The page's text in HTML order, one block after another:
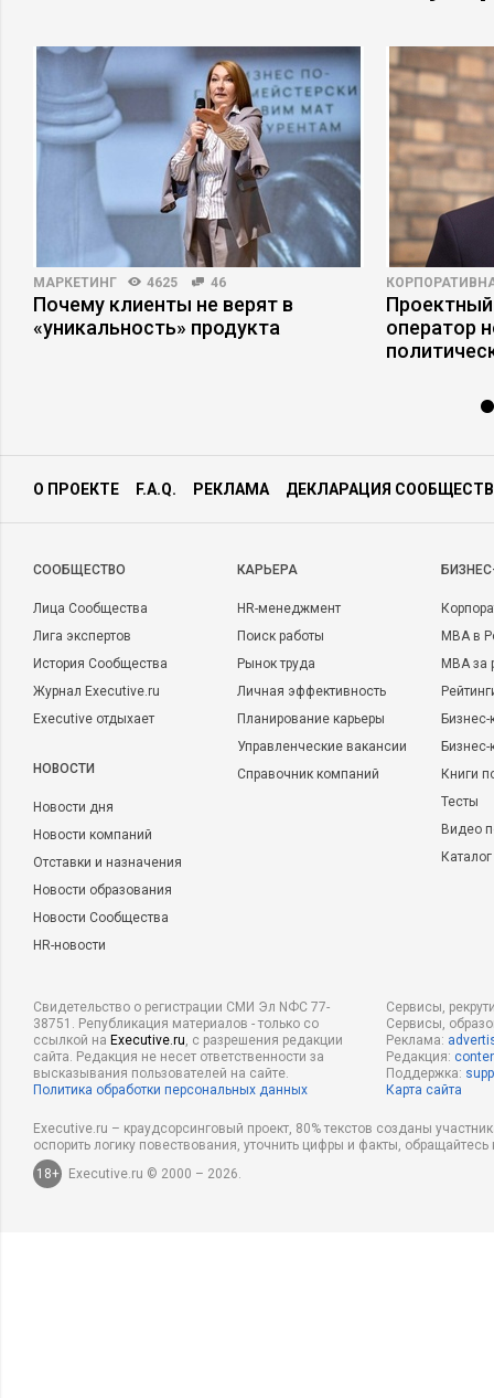
МАРКЕТИНГ 4625 46
Почему клиенты не верят в
«уникальность» продукта
оператор
О ПРОЕКТЕ F.A.Q. РЕКЛАМА ДЕКЛАРАЦИЯ
CООБЩЕСТВО
Лица Сообщества
Лига экспертов
История Сообщества
Журнал Executive.ru
Executive отдыхает
НОВОСТИ
Новости дня
Новости компаний
Отставки и назначения
Новости образования
Новости Сообщества
HR-новости
КАРЬЕРА
HR-менеджмент
Поиск работы
Рынок труда
Личная эффективность
Планирование карьеры
Управленческие вакансии
Справочник компаний
MBA в
MBA
Бизнес-
Книги
Тесты
Видео
Свидетельство о регистрации СМИ Эл NФС 77-
38751. Републикация материалов - только со
ссылкой на Executive.ru, с разрешения редакции
сайта. Редакция не несет ответственности за
высказывания пользователей на сайте.
Политика обработки персональных данных
Сервисы,
Сервисы,
Реклама:
Редакция:
Поддержка:
Карта сайта
Executive.ru – краудсорсинговый проект, 80% текстов созданы
оспорить логику повествования, уточнить цифры и факты,
18+
Executive.ru © 2000 – 2026.